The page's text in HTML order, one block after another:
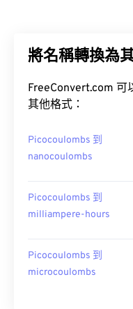
將名稱轉換為
FreeConvert.com 可
其他格式：
Picocoulombs 到
nanocoulombs
Picocoulombs 到
milliampere-hours
Picocoulombs 到
microcoulombs